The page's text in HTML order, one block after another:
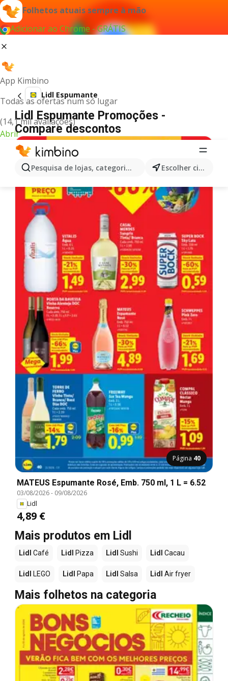
Folhetos atuais sempre à mão
Adicionar ao Chrome - GRÁTIS
App Kimbino
Todas as ofertas num só lugar
(14,1 mil avaliações)
Abrir
Pesquisa de lojas, categorias,produtos... Escolher cidade
Lidl Espumante
Lidl Espumante Promoções -
Compare descontos
Página 40
MATEUS Espumante Rosé, Emb. 750 ml, 1 L = 6.52
03/08/2026- 09/08/2026
Lidl
4,89 €
Mais produtos em Lidl
Lidl Café Lidl Pizza Lidl Sushi Lidl Cacau
Lidl LEGO Lidl Papa Lidl Salsa Lidl Air fryer
Mais folhetos na categoria